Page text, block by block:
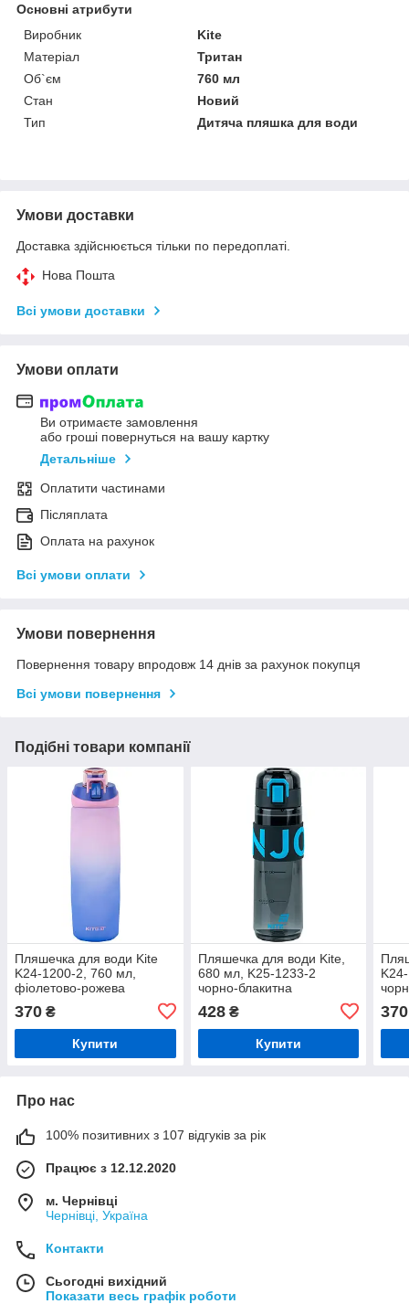
Основні атрибути
Виробник
Kite
Матеріал
Тритан
Об`єм
760 мл
Стан
Новий
Тип
Дитяча пляшка для води
Умови доставки
Доставка здійснюється тільки по передоплаті.
Нова Пошта
Всі умови доставки
Умови оплати
Ви отримаєте замовлення
або гроші повернуться на вашу картку
Детальніше
Оплатити частинами
Післяплата
Оплата на рахунок
Всі умови оплати
Умови повернення
Повернення товару впродовж 14 днів за рахунок покупця
Всі умови повернення
Подібні товари компанії
Пляшечка для води Kite
K24-1200-2, 760 мл,
фіолетово-рожева
370 ₴
Купити
Пляшечка для води Kite,
680 мл, K25-1233-2
чорно-блакитна
428₴
Купити
370
Про нас
100% позитивних з 107 відгуків за рік
Працює з 12.12.2020
м. Чернівці
Чернівці, Україна
Контакти
Сьогодні вихідний
Показати весь графік роботи